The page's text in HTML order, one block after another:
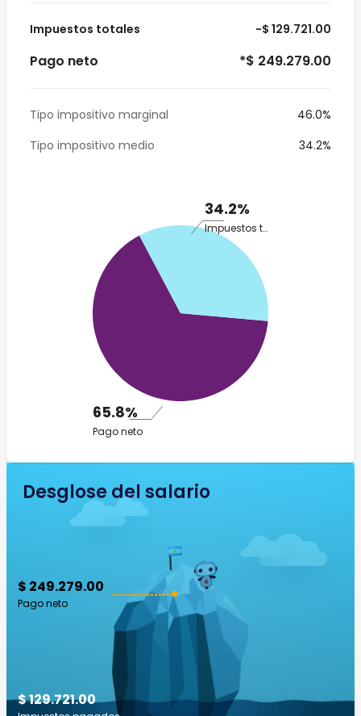
Impuestos totales -$ 129.721.00
Pago neto *$ 249.279.00
Tipo impositivo marginal
46.0%
Tipo impositivo medio
34.2%
34.2%
Impuestos totales
65.8%
Pago neto
Desglose del salario
$ 249.279.00
Pago neto
$ 129.721.00